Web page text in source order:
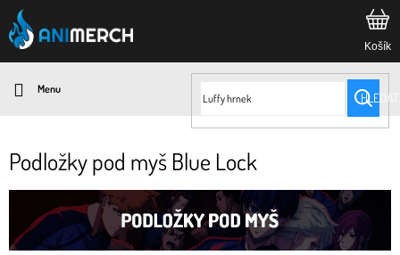
Přejít
na
obsah
HLEDAT
Podložky pod myš Blue Lock